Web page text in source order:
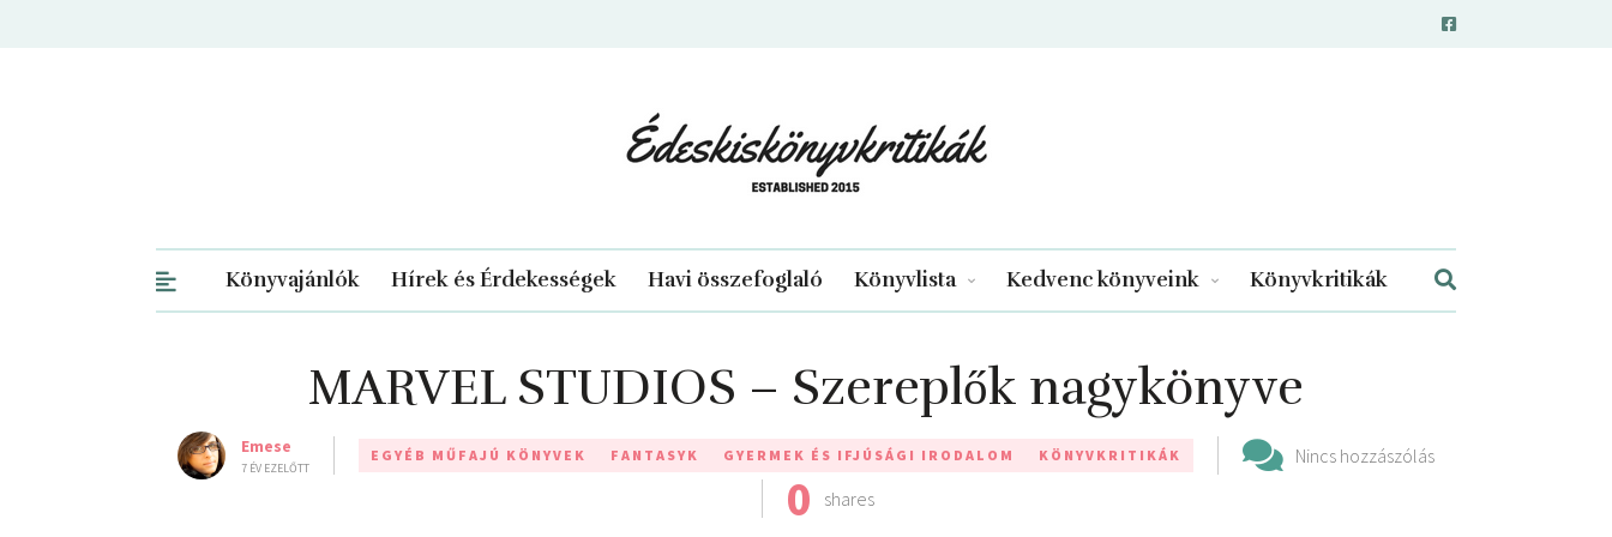
Könyvajánlók Hírek és Érdekességek Havi összefoglaló Könyvlista Kedvenc könyveink Könyvkritikák
MARVEL STUDIOS – Szereplők nagykönyve
Emese
7 ÉV EZELŐTT
EGYÉB MŰFAJÚ KÖNYVEK FANTASYK GYERMEK ÉS IFJÚSÁGI IRODALOM KÖNYVKRITIKÁK Nincs hozzászólás
0 shares